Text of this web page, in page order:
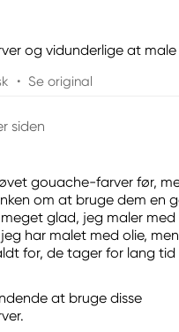
og vidunderlige at
• Se original
siden
gouache-farver før,
om at bruge dem en
glad, jeg maler med
har malet med olie,
for, de tager for lang
at bruge disse